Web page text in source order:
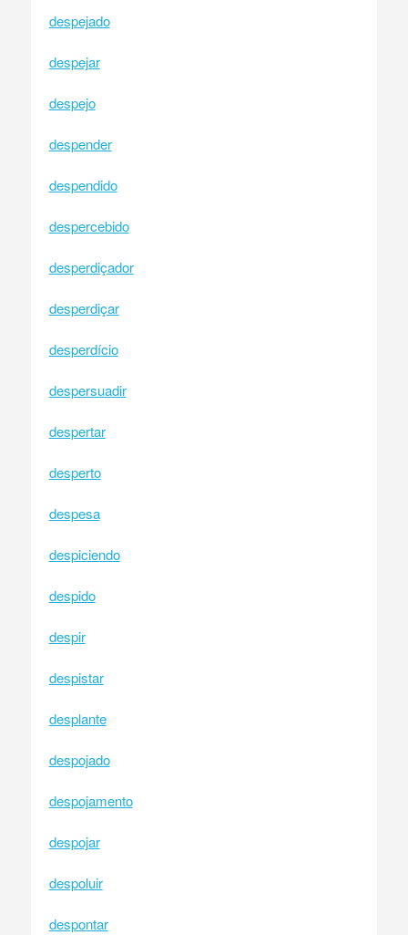
despejado
despejar
despejo
despender
despendido
despercebido
desperdiçador
desperdiçar
desperdício
despersuadir
despertar
desperto
despesa
despiciendo
despido
despir
despistar
desplante
despojado
despojamento
despojar
despoluir
despontar